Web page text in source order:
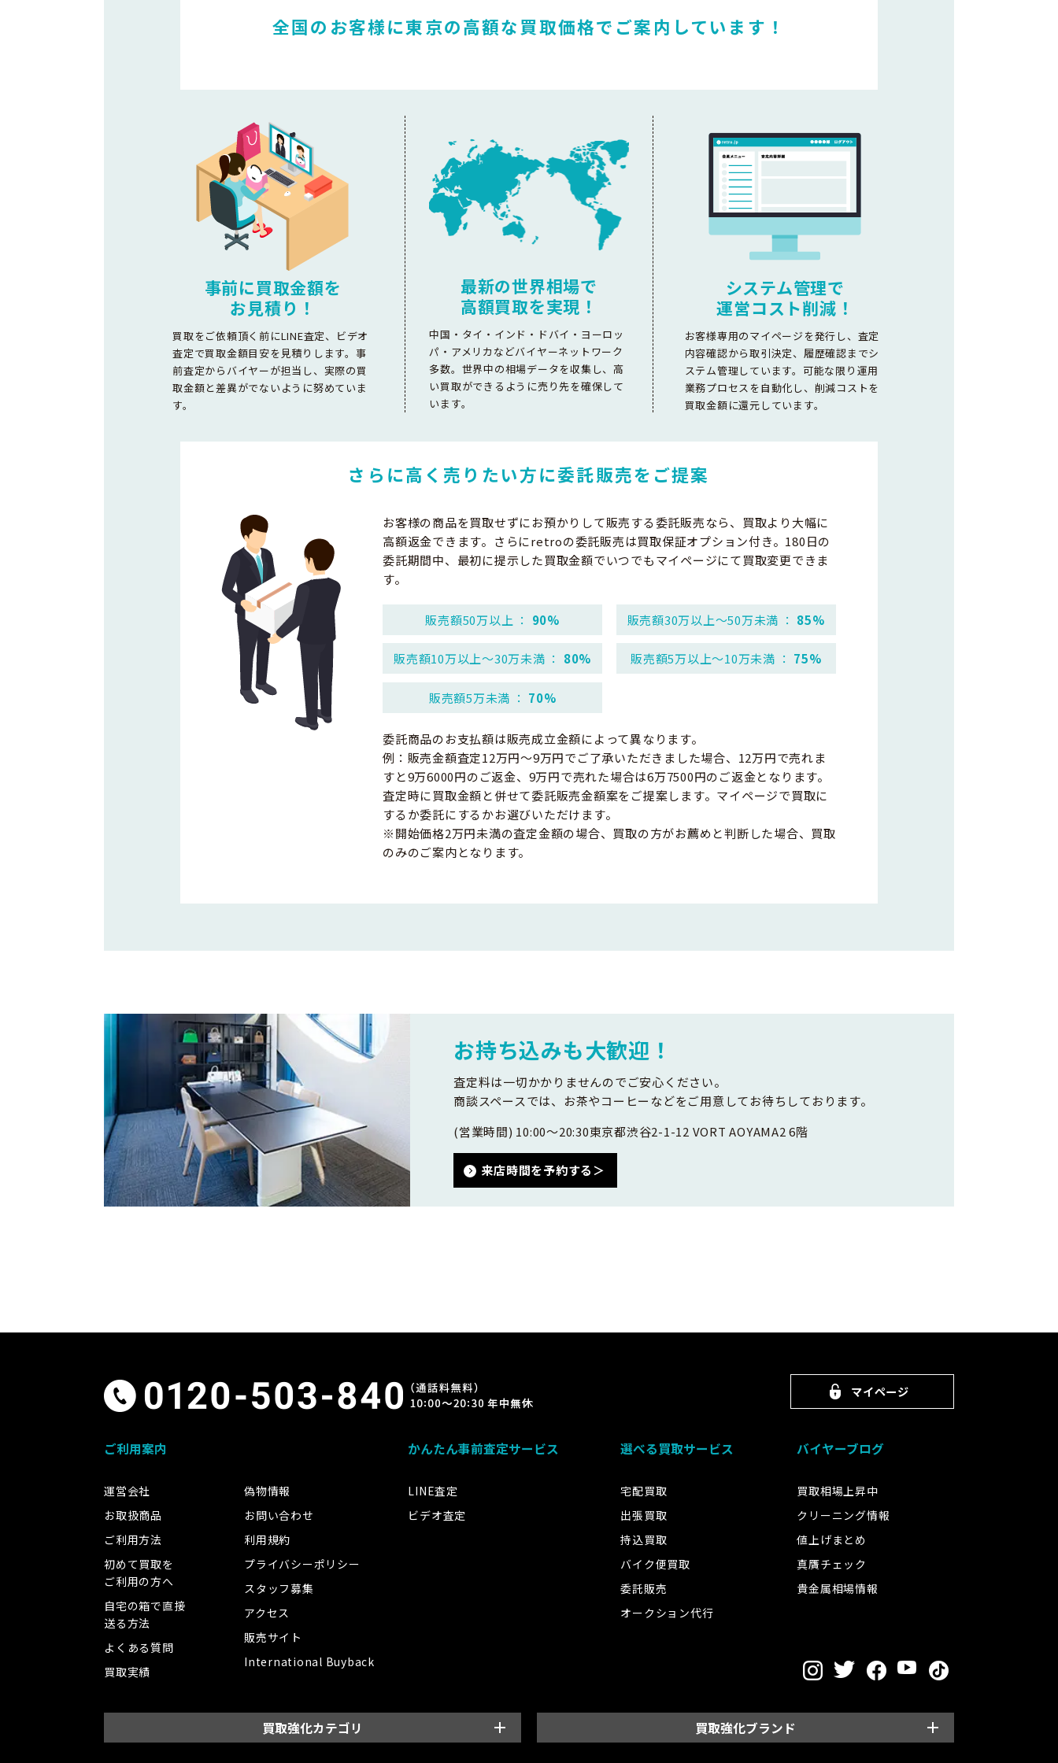
全国のお客様に東京の高額な買取価格でご案内しています！
事前に買取金額を
お見積り！
買取をご依頼頂く前にLINE査定、ビデオ
査定で買取金額目安を見積りします。事
前査定からバイヤーが担当し、実際の買
取金額と差異がでないように努めていま
す。
最新の世界相場で
高額買取を実現！
中国・タイ・インド・ドバイ・ヨーロッ
パ・アメリカなどバイヤーネットワーク
多数。世界中の相場データを収集し、高
い買取ができるように売り先を確保して
います。
システム管理で
運営コスト削減！
お客様専用のマイページを発行し、査定
内容確認から取引決定、履歴確認までシ
ステム管理しています。可能な限り運用
業務プロセスを自動化し、削減コストを
買取金額に還元しています。
さらに高く売りたい方に委託販売をご提案
お客様の商品を買取せずにお預かりして販売する委託販売なら、買取より大幅に
高額返金できます。さらにretroの委託販売は買取保証オプション付き。180日の
委託期間中、最初に提示した買取金額でいつでもマイページにて買取変更できま
す。
販売額50万以上 ： 90% 販売額30万以上～50万未満 ： 85%
販売額10万以上～30万未満 ： 80% 販売額5万以上～10万未満 ： 75%
販売額5万未満 ： 70%
委託商品のお支払額は販売成立金額によって異なります。
例：販売金額査定12万円～9万円でご了承いただきました場合、12万円で売れま
すと9万6000円のご返金、9万円で売れた場合は6万7500円のご返金となります。
査定時に買取金額と併せて委託販売金額案をご提案します。マイページで買取に
するか委託にするかお選びいただけます。
※開始価格2万円未満の査定金額の場合、買取の方がお薦めと判断した場合、買取
のみのご案内となります。
お持ち込みも大歓迎！
査定料は一切かかりませんのでご安心ください。
商談スペースでは、お茶やコーヒーなどをご用意してお待ちしております。
(営業時間) 10:00～20:30東京都渋谷2-1-12 VORT AOYAMA2 6階
来店時間を予約する＞
マイページ
ご利用案内
運営会社
お取扱商品
ご利用方法
初めて買取を
ご利用の方へ
自宅の箱で直接
送る方法
よくある質問
買取実績
偽物情報
お問い合わせ
利用規約
プライバシーポリシー
スタッフ募集
アクセス
販売サイト
International Buyback
かんたん事前査定サービス
LINE査定
ビデオ査定
選べる買取サービス
宅配買取
出張買取
持込買取
バイク便買取
委託販売
オークション代行
バイヤーブログ
買取相場上昇中
クリーニング情報
値上げまとめ
真贋チェック
貴金属相場情報
買取強化カテゴリ 買取強化ブランド